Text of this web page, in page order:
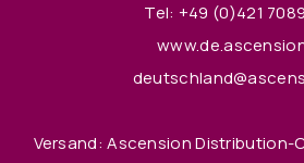
Tel: +49 (0)421
Versand: Ascension Distribution-